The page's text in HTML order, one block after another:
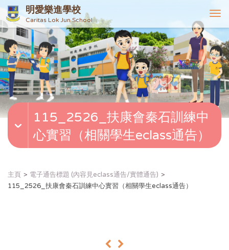
明愛樂進學校
Caritas Lok Jun School
T
o
g
g
l
e
n
v
115_2526_扶康會秦石訓練中
心實習（相關學生eclass通告）
主頁
電子通告標題 (內容見eclass通告/實體通告)
115_2526_扶康會秦石訓練中心實習（相關學生eclass通告）
« »